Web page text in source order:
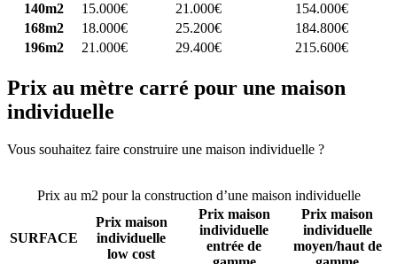
140m2
15.000€ 21.000€
154.000€
168m2
18.000€ 25.200€
184.800€
196m2
21.000€ 29.400€ 215.600€
Prix au mètre carré pour une maison
individuelle
Vous souhaitez faire construire une maison individuelle ?
Prix au m2 pour la construction d’une maison individuelle
SURFACE
Prix maison
individuelle
low cost
Prix maison
individuelle
entrée de
Prix maison
individuelle
moyen/haut de